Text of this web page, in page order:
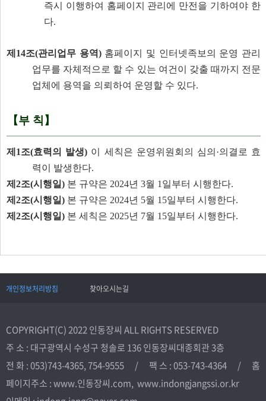
즉시 이행하여 홈페이지 관리에 만전을 기하여야 한
다.
제14조(관리업무 용역)홈페이지 및 인터넷족보의 운영 관리
업무를 자체적으로 할 수 있는 여건이 갖출 때까지 전문
업체에 용역을 의뢰하여 운영할 수 있다.
【부 칙】
제1조(효력의 발생) 이 세칙은 운영위원회의 심의·의결로 효
력이 발생한다.
제2조(시행일) 본 규약은 2024년 3월 1일부터 시행한다.
제2조(시행일) 본 규약은 2024년 5월 15일부터 시행한다.
제2조(시행일) 본 세칙은 2025년 7월 15일부터 시행한다.
개인정보처리방침 찾아오시는길
COPYRIGHT(C) 2022 인동장씨 ALL RIGHTS RESERVED
주 소 : 대구광역시 수성구 청솔로 136 인동장씨대종회관 3층
전 화 : 053)743-4365, 754-9555 / 팩 스 : 053-743-4364 / 홈
페이지주소 : www.인동장씨.com, www.indongjangssi.or.kr